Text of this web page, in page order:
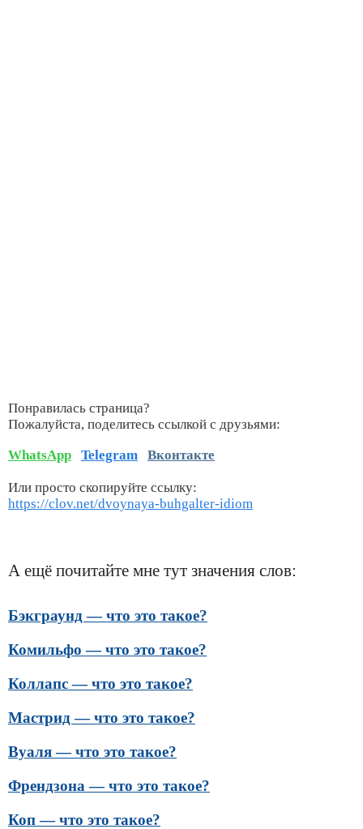
Понравилась страница?
Пожалуйста, поделитесь ссылкой с друзьями:
WhatsApp
Telegram Вконтакте
Или просто скопируйте ссылку:
https://clov.net/dvoynaya-buhgalter-idiom
А ещё почитайте мне тут значения слов:
Бэкграунд — что это такое?
Комильфо — что это такое?
Коллапс — что это такое?
Мастрид — что это такое?
Вуаля — что это такое?
Френдзона — что это такое?
Коп — что это такое?